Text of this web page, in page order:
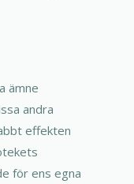
ämne
andra
effekten
för ens egna